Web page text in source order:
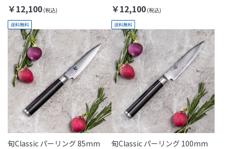
￥12,100 ￥12,100
旬Classic パーリング 85mm 旬Classic パーリング 100mm